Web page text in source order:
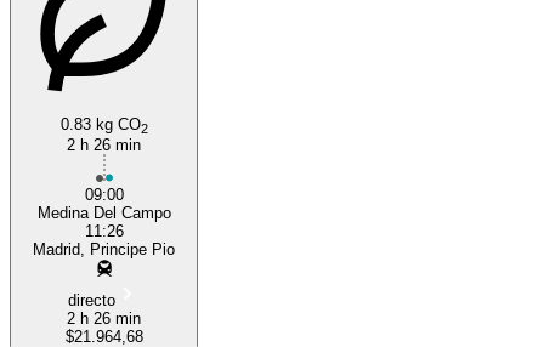
0.83 kg CO2
2 h 26 min
09:00
Medina Del Campo
11:26
Madrid, Principe Pio
directo
2 h 26 min
$21.964,68